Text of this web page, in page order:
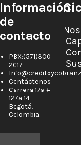
Información
de
contacto
PBX:(571)300
2017
Contáctenos
Carrera 17a #
127a 14 -
Bogotá,
Colombia.